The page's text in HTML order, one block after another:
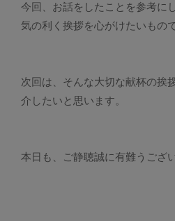
今回、お話をしたことを参考に
気の利く挨拶を心がけたいもので
次回は、そんな大切な献杯の挨
介したいと思います。
本日も、ご静聴誠に有難うござ